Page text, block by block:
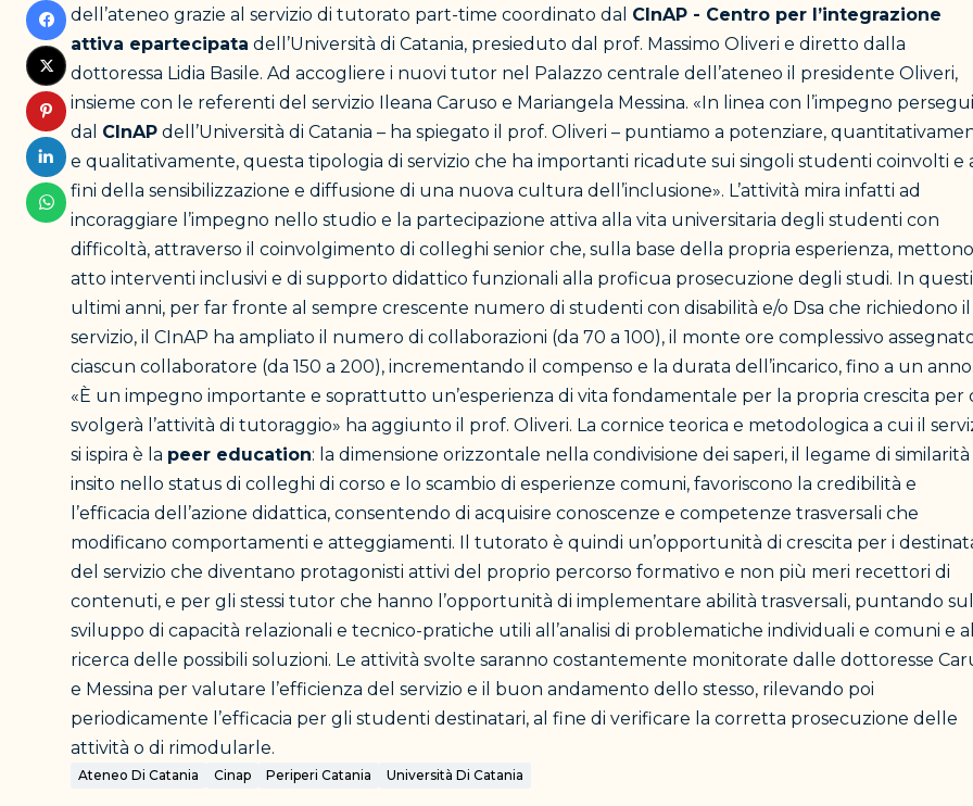
dell’ateneo grazie al servizio di tutorato part-time coordinato dal CInAP - Centro per l’integrazione
attiva epartecipata dell’Università di Catania, presieduto dal prof. Massimo Oliveri e diretto dalla
dottoressa Lidia Basile. Ad accogliere i nuovi tutor nel Palazzo centrale dell’ateneo il presidente Oliveri,
insieme con le referenti del servizio Ileana Caruso e Mariangela Messina. «In linea con l’impegno
dal CInAP dell’Università di Catania – ha spiegato il prof. Oliveri – puntiamo a potenziare,
e qualitativamente, questa tipologia di servizio che ha importanti ricadute sui singoli studenti coinvolti e
fini della sensibilizzazione e diffusione di una nuova cultura dell’inclusione». L’attività mira infatti ad
incoraggiare l’impegno nello studio e la partecipazione attiva alla vita universitaria degli studenti con
difficoltà, attraverso il coinvolgimento di colleghi senior che, sulla base della propria esperienza,
atto interventi inclusivi e di supporto didattico funzionali alla proficua prosecuzione degli studi. In questi
ultimi anni, per far fronte al sempre crescente numero di studenti con disabilità e/o Dsa che richiedono il
servizio, il CInAP ha ampliato il numero di collaborazioni (da 70 a 100), il monte ore complessivo
ciascun collaboratore (da 150 a 200), incrementando il compenso e la durata dell’incarico, fino a un
«È un impegno importante e soprattutto un’esperienza di vita fondamentale per la propria crescita per
svolgerà l’attività di tutoraggio» ha aggiunto il prof. Oliveri. La cornice teorica e metodologica a cui il
si ispira è la peer education: la dimensione orizzontale nella condivisione dei saperi, il legame di similarità
insito nello status di colleghi di corso e lo scambio di esperienze comuni, favoriscono la credibilità e
l’efficacia dell’azione didattica, consentendo di acquisire conoscenze e competenze trasversali che
modificano comportamenti e atteggiamenti. Il tutorato è quindi un’opportunità di crescita per i
del servizio che diventano protagonisti attivi del proprio percorso formativo e non più meri recettori di
contenuti, e per gli stessi tutor che hanno l’opportunità di implementare abilità trasversali, puntando
sviluppo di capacità relazionali e tecnico-pratiche utili all’analisi di problematiche individuali e comuni e
ricerca delle possibili soluzioni. Le attività svolte saranno costantemente monitorate dalle dottoresse
e Messina per valutare l’efficienza del servizio e il buon andamento dello stesso, rilevando poi
periodicamente l’efficacia per gli studenti destinatari, al fine di verificare la corretta prosecuzione delle
attività o di rimodularle.
Ateneo Di Catania Cinap Periperi Catania Università Di Catania